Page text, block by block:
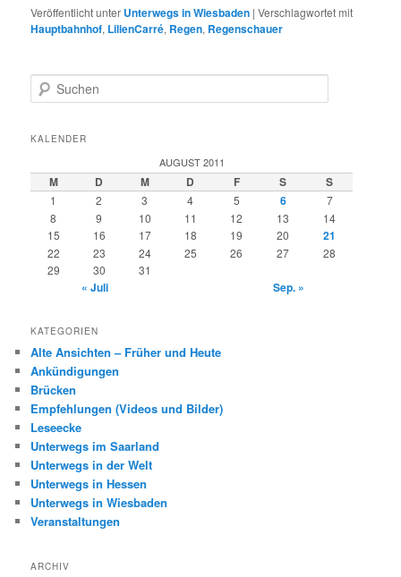
Veröffentlicht unter Unterwegs in Wiesbaden |Verschlagwortet mit
Hauptbahnhof, LilienCarré, Regen, Regenschauer
u
h
KALENDER
AUGUST 2011
M D M D F S S
1 2 3 4 5 6
7
8
9 10 11 12 13
14
15
16 17 18 19 20 21
22 23 24 25 26 27
28
29
30 31
« Juli Sep. »
KATEGORIEN
Alte Ansichten – Früher und Heute
Ankündigungen
Brücken
Empfehlungen (Videos und Bilder)
Leseecke
Unterwegs im Saarland
Unterwegs in der Welt
Unterwegs in Hessen
Unterwegs in Wiesbaden
Veranstaltungen
ARCHIV